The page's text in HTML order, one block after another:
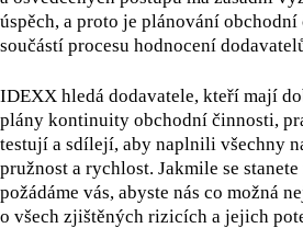
úspěch, a proto je plánování
součástí procesu hodnocení
IDEXX hledá dodavatele, kteří mají
plány kontinuity obchodní činnosti,
testují a sdílejí, aby naplnili všechny
pružnost a rychlost. Jakmile se
požádáme vás, abyste nás co možná
o všech zjištěných rizicích a jejich